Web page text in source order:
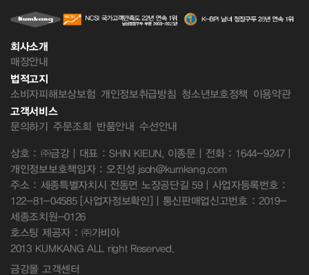
회사소개
매장안내
법적고지
소비자피해보상보험 개인정보취급방침 청소년보호정책 이용약관
고객서비스
문의하기 주문조회 반품안내 수선안내
상호 : ㈜금강 | 대표 : SHIN KIEUN, 이종문 | 전화 : 1644-9247 |
개인정보보호책임자 : 오진성 jsoh@kumkang.com
주소 : 세종특별자치시 전동면 노장공단길 59 | 사업자등록번호 :
122-81-04585 [사업자정보확인] | 통신판매업신고번호 : 2019-
세종조치원-0126
호스팅 제공자 : ㈜가비아
2013 KUMKANG ALL right Reserved.
금강몰 고객센터